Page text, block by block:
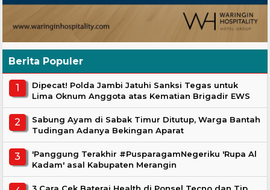
Berita Populer
Dipecat! Polda Jambi Jatuhi Sanksi Tegas untuk
Lima Oknum Anggota atas Kematian Brigadir EWS
Sabung Ayam di Sabak Timur Ditutup, Warga Bantah
Tudingan Adanya Bekingan Aparat
'Panggung Terakhir #PusparagamNegeriku 'Rupa Al
Kadam' asal Kabupaten Merangin